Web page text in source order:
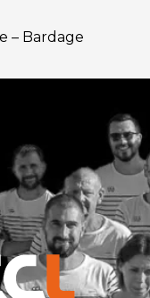
– Bardage